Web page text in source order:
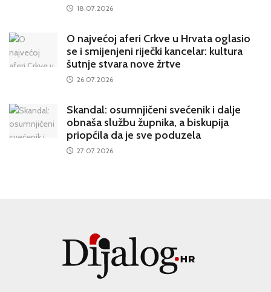
18.07.2026
O najvećoj aferi Crkve u Hrvata oglasio
se i smijenjeni riječki kancelar: kultura
šutnje stvara nove žrtve
26.07.2026
Skandal: osumnjičeni svećenik i dalje
obnaša službu župnika, a biskupija
priopćila da je sve poduzela
27.07.2026